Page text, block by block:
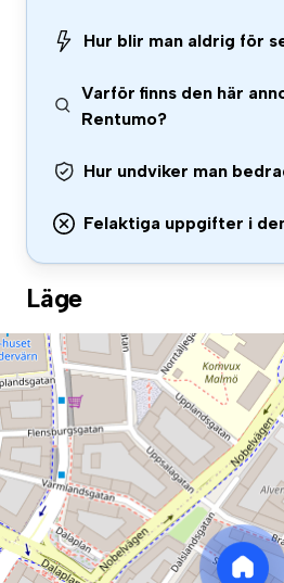
Hur blir man aldrig för
Varför finns den här
Rentumo?
Hur undviker man
Felaktiga uppgifter i
Läge